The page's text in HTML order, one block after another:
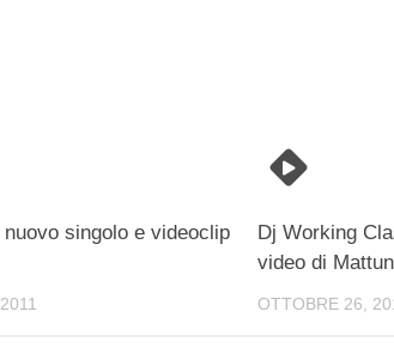
singolo e videoclip
Dj Working
video di
OTTOBRE 26,